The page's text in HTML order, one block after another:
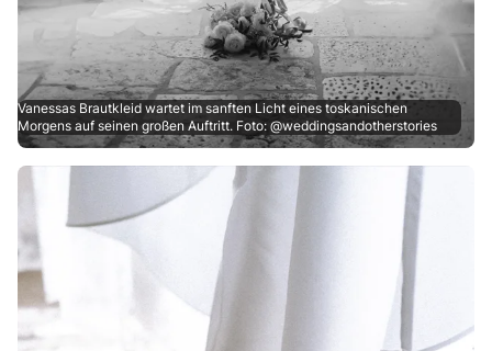
Vanessas Brautkleid wartet im sanften Licht eines toskanischen
Morgens auf seinen großen Auftritt. Foto: @weddingsandotherstories